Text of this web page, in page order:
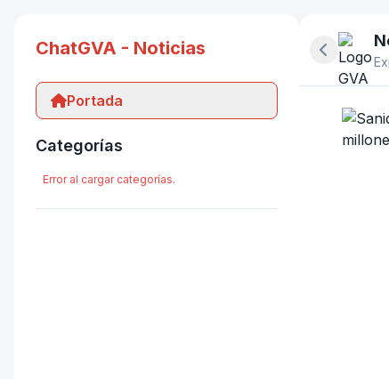
ChatGVA - Noticias
Portada
Categorías
Error al cargar categorías.
Ocultar